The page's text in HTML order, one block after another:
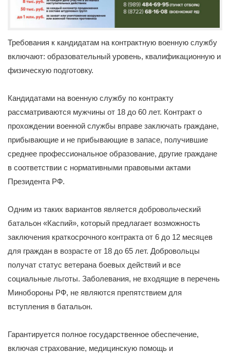
Требования к кандидатам на контрактную военную службу
включают: образовательный уровень, квалификационную и
физическую подготовку.
Кандидатами на военную службу по контракту
рассматриваются мужчины от 18 до 60 лет. Контракт о
прохождении военной службы вправе заключать граждане,
прибывающие и не прибывающие в запасе, получившие
среднее профессиональное образование, другие граждане
в соответствии с нормативными правовыми актами
Президента РФ.
Одним из таких вариантов является добровольческий
батальон «Каспий», который предлагает возможность
заключения краткосрочного контракта от 6 до 12 месяцев
для граждан в возрасте от 18 до 65 лет. Добровольцы
получат статус ветерана боевых действий и все
социальные льготы. Заболевания, не входящие в перечень
Минобороны РФ, не являются препятствием для
вступления в батальон.
Гарантируется полное государственное обеспечение,
включая страхование, медицинскую помощь и